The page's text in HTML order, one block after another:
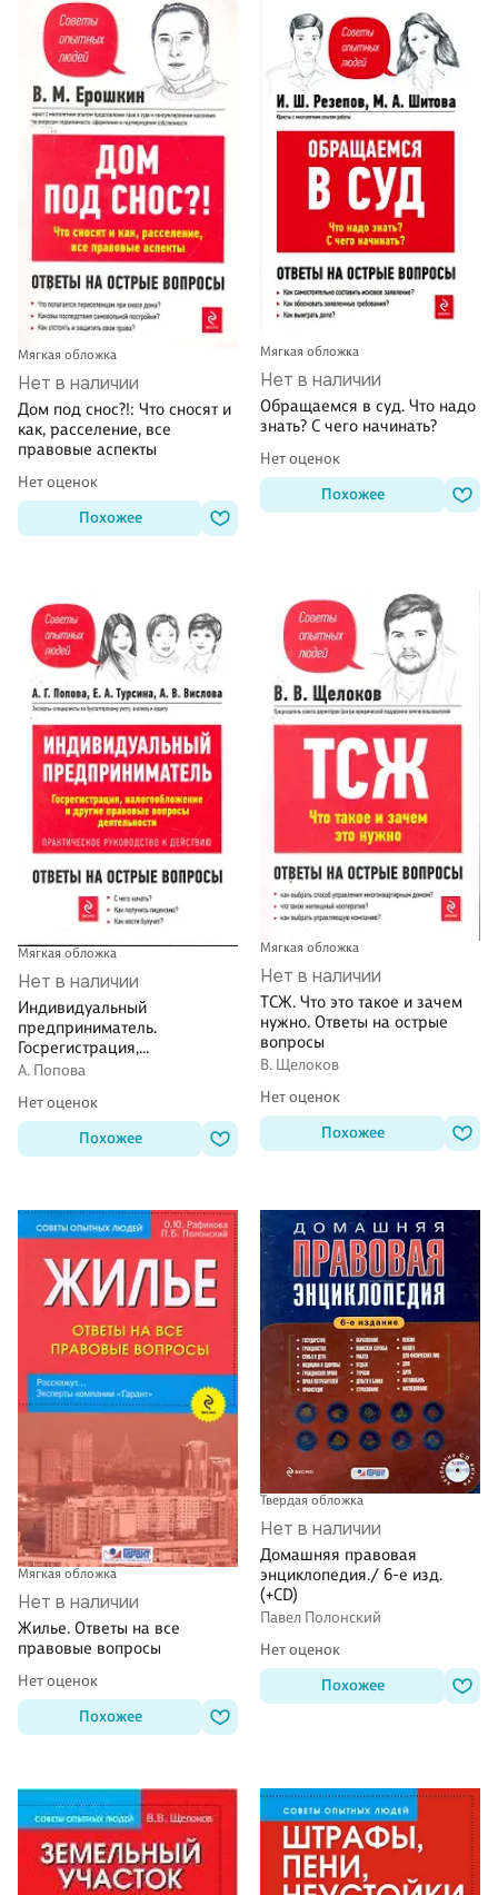
Мягкая обложка
Нет в наличии
Дом под снос?!: Что сносят и
как, расселение, все
правовые аспекты
Нет оценок
Похожее
Мягкая обложка
Нет в наличии
Обращаемся в суд. Что надо
знать? С чего начинать?
Нет оценок
Похожее
Мягкая обложка
Нет в наличии
Индивидуальный
предприниматель.
Госрегистрация,
налогообложение и другие
деятельности. Практическое
руководство к действию
А. Попова
Нет оценок
Похожее
Мягкая обложка
Нет в наличии
ТСЖ. Что это такое и зачем
нужно. Ответы на острые
вопросы
В. Щелоков
Нет оценок
Похожее
Мягкая обложка
Нет в наличии
Жилье. Ответы на все
правовые вопросы
Нет оценок
Похожее
Твердая обложка
Нет в наличии
Домашняя правовая
энциклопедия./ 6-е изд.
(+CD)
Павел Полонский
Нет оценок
Похожее